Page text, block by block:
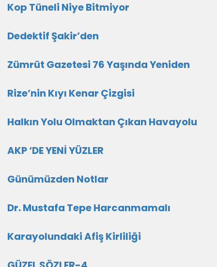
Kop Tüneli Niye Bitmiyor
Dedektif Şakir’den
Zümrüt Gazetesi 76 Yaşında Yeniden
Rize’nin Kıyı Kenar Çizgisi
Halkın Yolu Olmaktan Çıkan Havayolu
AKP ‘DE YENİ YÜZLER
Günümüzden Notlar
Dr. Mustafa Tepe Harcanmamalı
Karayolundaki Afiş Kirliliği